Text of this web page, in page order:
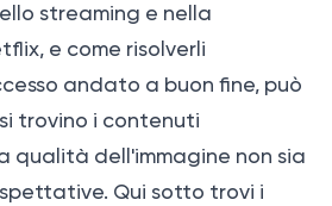
streaming e nella
e come risolverli
andato a buon fine, può
trovino i contenuti
qualità dell'immagine non sia
Qui sotto trovi i